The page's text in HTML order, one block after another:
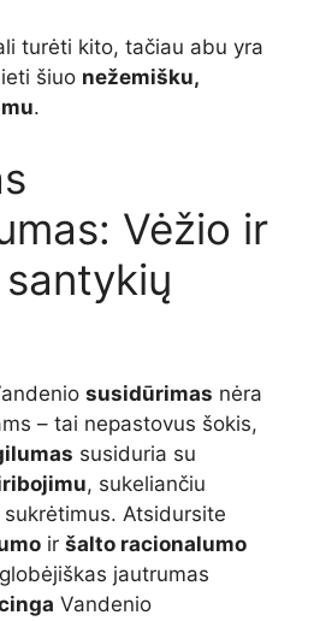
turėti kito, tačiau abu yra
šiuo nežemišku,
.
Vėžio ir
susidūrimas nėra
– tai nepastovus šokis,
susiduria su
, sukeliančiu
Atsidursite
ir šalto racionalumo
jautrumas
Vandenio